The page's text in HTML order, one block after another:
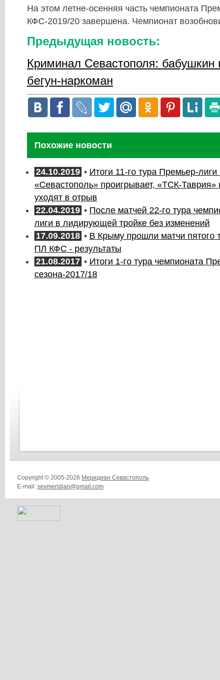
На этом летне-осенняя часть чемпионата
КФС-2019/20 завершена. Чемпионат
Предыдущая новость:
Криминал Севастополя: бабушкин
бегун-наркоман
Похожие новости
24.10.2019 • Итоги 11-го тура Премьер-
«Севастополь» проигрывает, «ТСК-Таврия»
уходят в отрыв
22.04.2019 • После матчей 22-го тура
лиги в лидирующей тройке без изменений
17.09.2018 • В Крыму прошли матчи пятого
ПЛ КФС - результаты
21.08.2017 • Итоги 1-го тура чемпионата
сезона-2017/18
Copyright © 2005-2026 Меридиан Севастополь
E-mail: sevmeridian@gmail.com